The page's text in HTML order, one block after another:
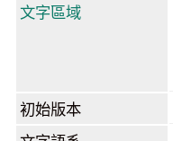
文字區域
初始版本